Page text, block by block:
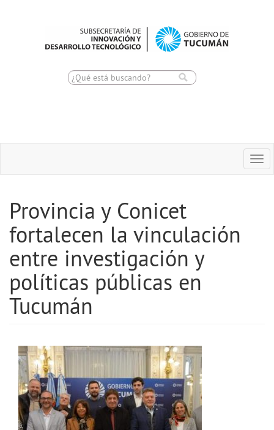
Provincia y Conicet
fortalecen la vinculación
entre investigación y
políticas públicas en
Tucumán